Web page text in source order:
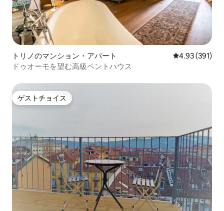
トリノのマンション・アパート レビュー391
4.93 (391)
ドゥオーモを望む高級ペントハウス
ゲストチョイス
ゲストチョイス